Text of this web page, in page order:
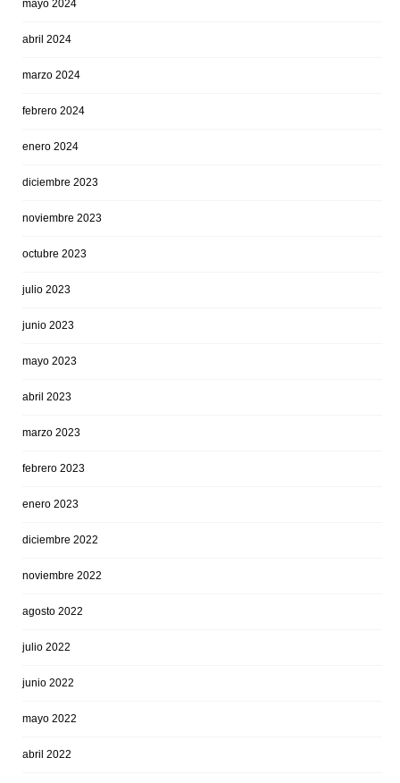
mayo 2024
abril 2024
marzo 2024
febrero 2024
enero 2024
diciembre 2023
noviembre 2023
octubre 2023
julio 2023
junio 2023
mayo 2023
abril 2023
marzo 2023
febrero 2023
enero 2023
diciembre 2022
noviembre 2022
agosto 2022
julio 2022
junio 2022
mayo 2022
abril 2022